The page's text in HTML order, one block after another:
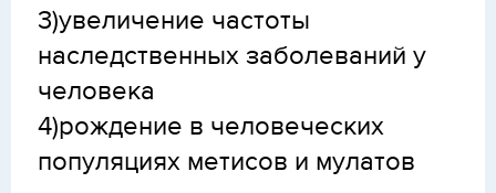
3)увеличение частоты
наследственных заболеваний у
человека
4)рождение в человеческих
популяциях метисов и мулатов